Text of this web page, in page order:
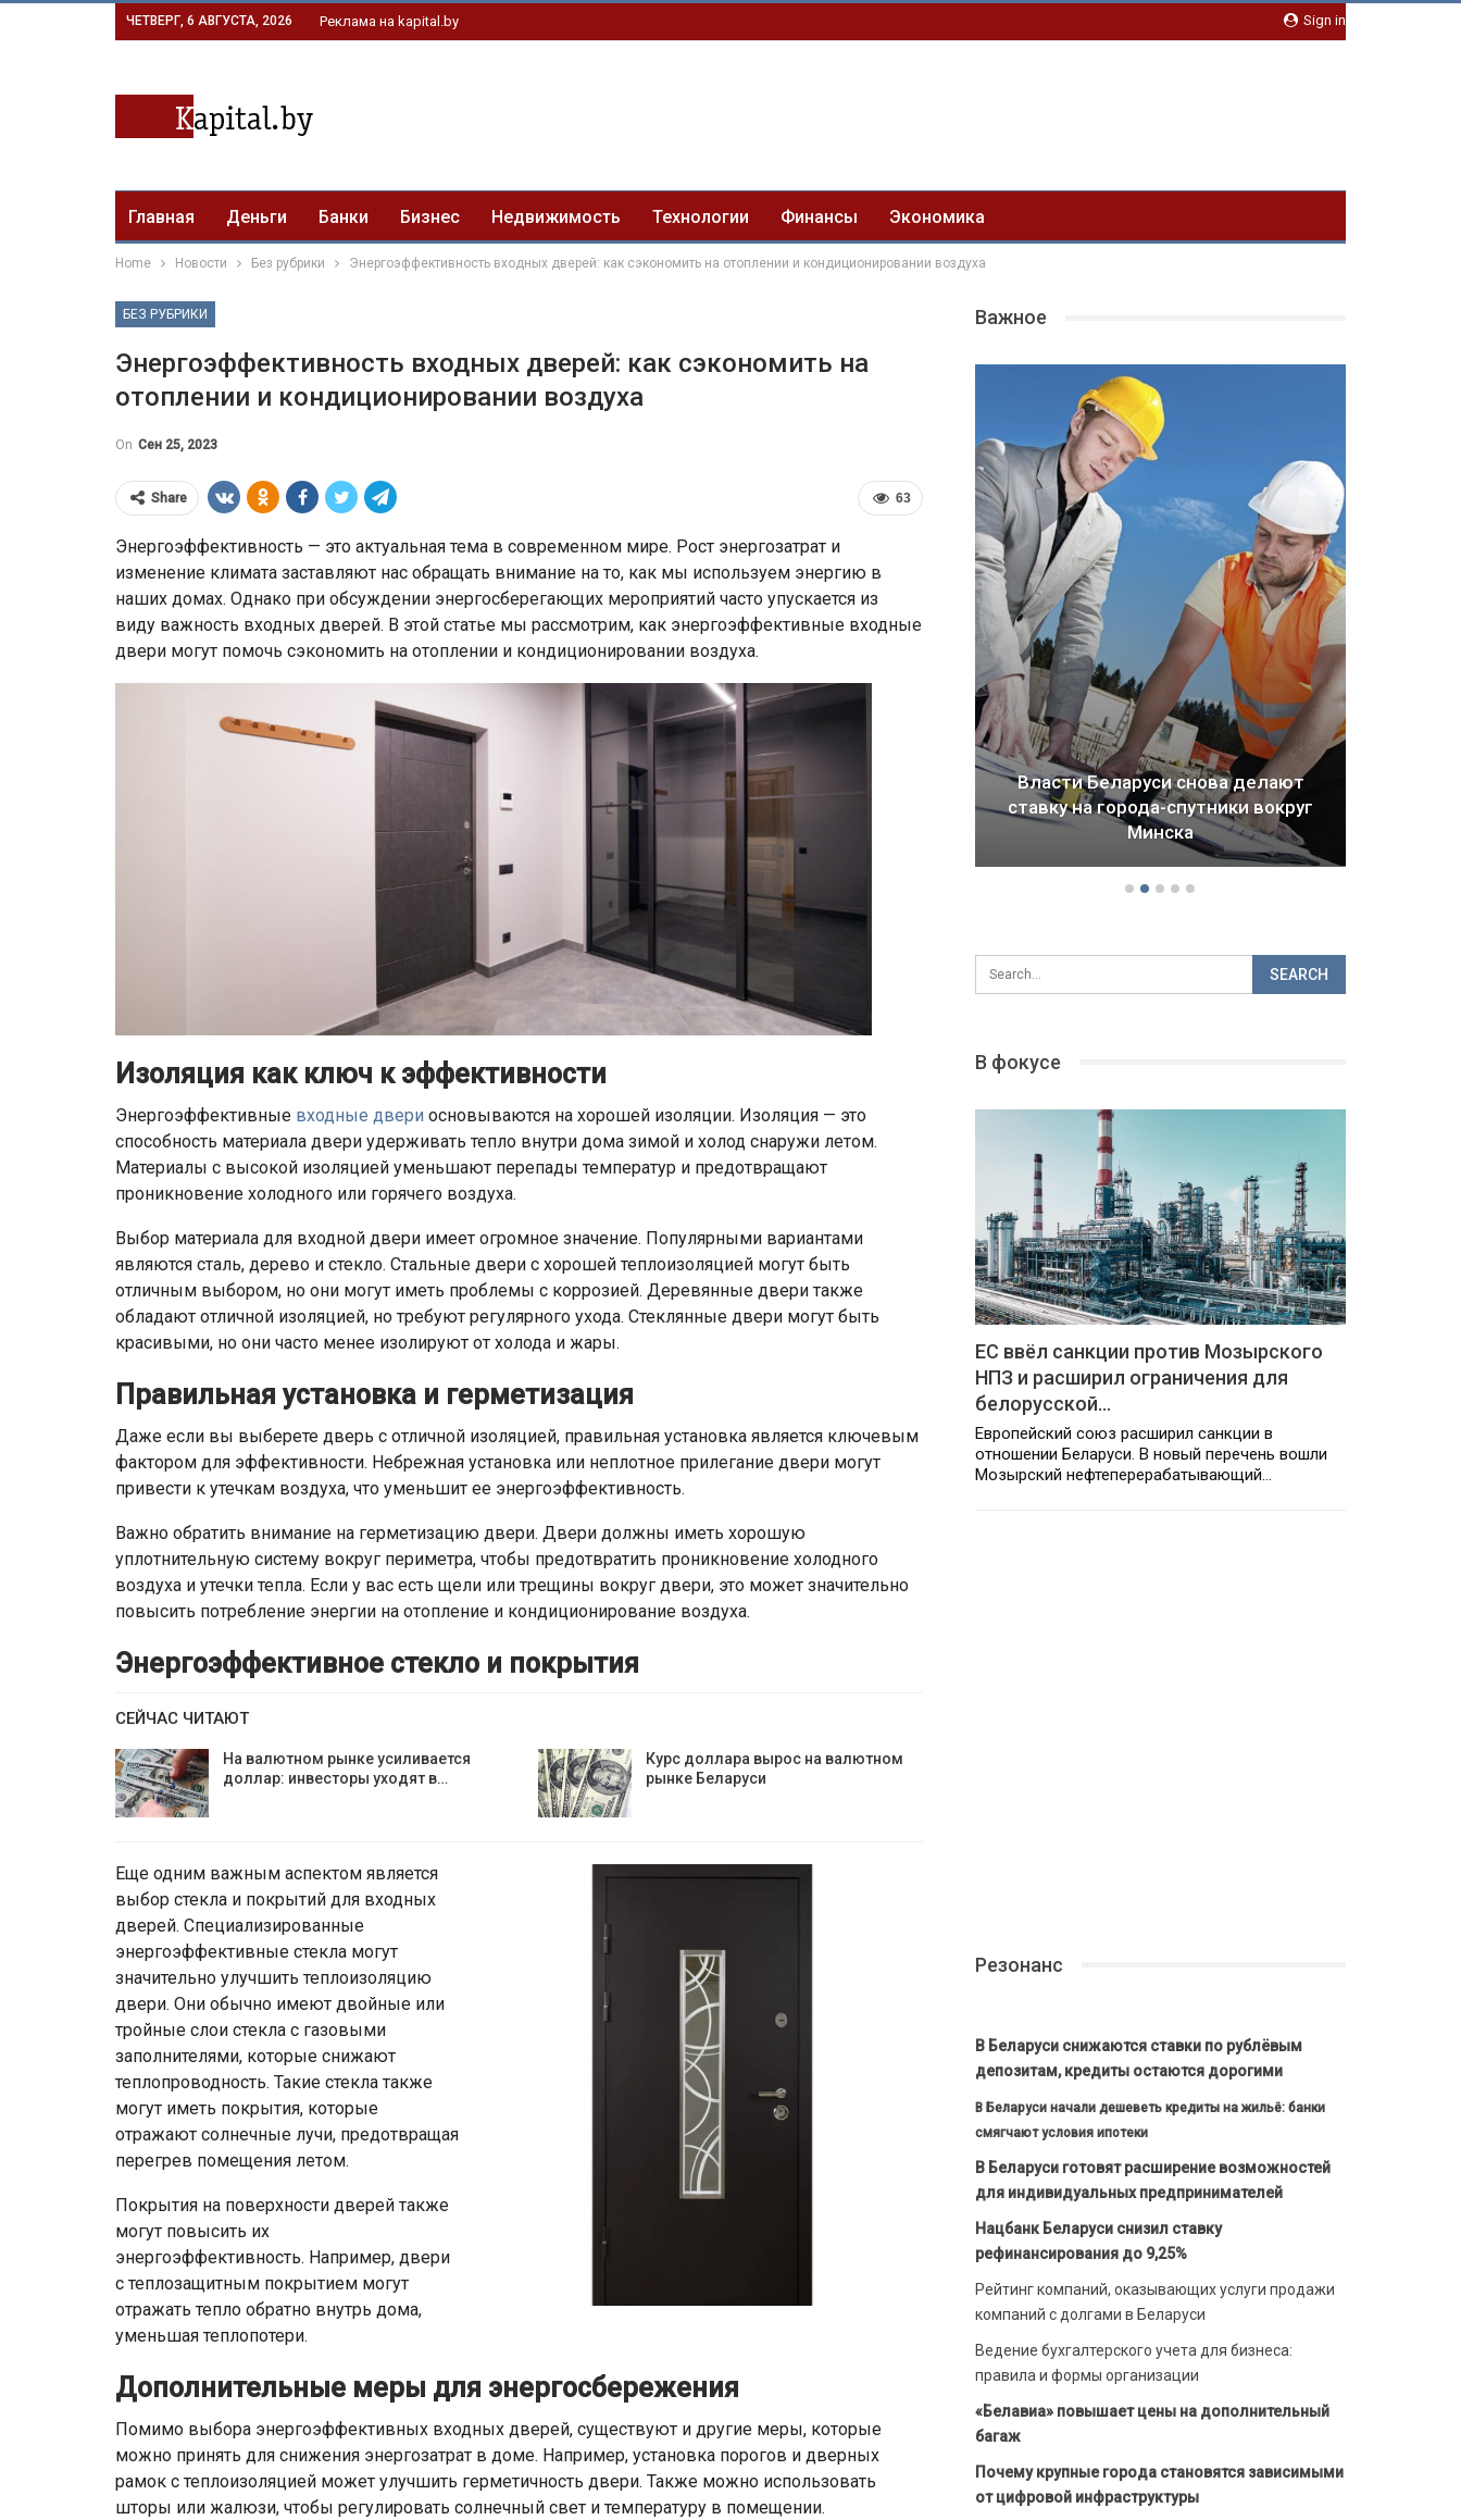
Sign in
ЧЕТВЕРГ, 6 АВГУСТА, 2026 Реклама на kapital.by
Главная Деньги Банки Бизнес Недвижимость Технологии Финансы Экономика
Home Новости Без рубрики Энергоэффективность входных дверей: как сэкономить на отоплении и кондиционировании воздуха
БЕЗ РУБРИКИ
Энергоэффективность входных дверей: как сэкономить на
отоплении и кондиционировании воздуха
On Сен 25, 2023
63
Share
Энергоэффективность — это актуальная тема в современном мире. Рост энергозатрат и
изменение климата заставляют нас обращать внимание на то, как мы используем энергию в
наших домах. Однако при обсуждении энергосберегающих мероприятий часто упускается из
виду важность входных дверей. В этой статье мы рассмотрим, как энергоэффективные входные
двери могут помочь сэкономить на отоплении и кондиционировании воздуха.
Изоляция как ключ к эффективности
Энергоэффективные входные двери основываются на хорошей изоляции. Изоляция — это
способность материала двери удерживать тепло внутри дома зимой и холод снаружи летом.
Материалы с высокой изоляцией уменьшают перепады температур и предотвращают
проникновение холодного или горячего воздуха.
Выбор материала для входной двери имеет огромное значение. Популярными вариантами
являются сталь, дерево и стекло. Стальные двери с хорошей теплоизоляцией могут быть
отличным выбором, но они могут иметь проблемы с коррозией. Деревянные двери также
обладают отличной изоляцией, но требуют регулярного ухода. Стеклянные двери могут быть
красивыми, но они часто менее изолируют от холода и жары.
Правильная установка и герметизация
Даже если вы выберете дверь с отличной изоляцией, правильная установка является ключевым
фактором для эффективности. Небрежная установка или неплотное прилегание двери могут
привести к утечкам воздуха, что уменьшит ее энергоэффективность.
Важно обратить внимание на герметизацию двери. Двери должны иметь хорошую
уплотнительную систему вокруг периметра, чтобы предотвратить проникновение холодного
воздуха и утечки тепла. Если у вас есть щели или трещины вокруг двери, это может значительно
повысить потребление энергии на отопление и кондиционирование воздуха.
Энергоэффективное стекло и покрытия
СЕЙЧАС ЧИТАЮТ
На валютном рынке усиливается
доллар: инвесторы уходят в…
Курс доллара вырос на валютном
рынке Беларуси
Еще одним важным аспектом является
выбор стекла и покрытий для входных
дверей. Специализированные
энергоэффективные стекла могут
значительно улучшить теплоизоляцию
двери. Они обычно имеют двойные или
тройные слои стекла с газовыми
заполнителями, которые снижают
теплопроводность. Такие стекла также
могут иметь покрытия, которые
отражают солнечные лучи, предотвращая
перегрев помещения летом.
Покрытия на поверхности дверей также
могут повысить их
энергоэффективность. Например, двери
с теплозащитным покрытием могут
отражать тепло обратно внутрь дома,
уменьшая теплопотери.
Дополнительные меры для энергосбережения
Помимо выбора энергоэффективных входных дверей, существуют и другие меры, которые
можно принять для снижения энергозатрат в доме. Например, установка порогов и дверных
рамок с теплоизоляцией может улучшить герметичность двери. Также можно использовать
шторы или жалюзи, чтобы регулировать солнечный свет и температуру в помещении.
Важное
Мозырского НПЗ и расширил
ограничения для белорусской…
Власти Беларуси снова делают
ставку на города-спутники вокруг
Драма Детройта: как ломается
будущее городов и стран
В фокусе
ЕС ввёл санкции против Мозырского
НПЗ и расширил ограничения для
белорусской…
Европейский союз расширил санкции в
отношении Беларуси. В новый перечень вошли
Мозырский нефтеперерабатывающий…
Резонанс
В Беларуси снижаются ставки по рублёвым
депозитам, кредиты остаются дорогими
В Беларуси начали дешеветь кредиты на жильё: банки
смягчают условия ипотеки
В Беларуси готовят расширение возможностей
для индивидуальных предпринимателей
Нацбанк Беларуси снизил ставку
рефинансирования до 9,25%
Рейтинг компаний, оказывающих услуги продажи
компаний с долгами в Беларуси
Ведение бухгалтерского учета для бизнеса:
правила и формы организации
«Белавиа» повышает цены на дополнительный
багаж
Почему крупные города становятся зависимыми
от цифровой инфраструктуры